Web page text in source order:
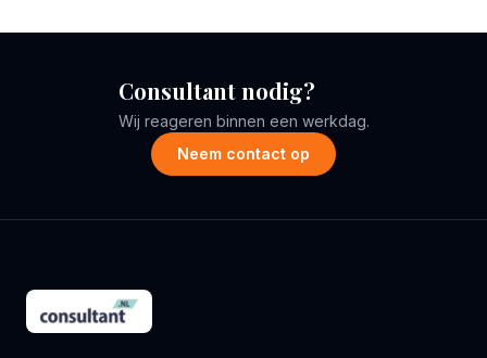
Consultant nodig?
Wij reageren binnen een werkdag.
Neem contact op